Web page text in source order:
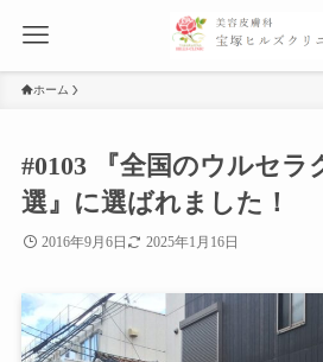
ホーム
#0103 『全国のウルセラ
選』に選ばれました！
2016年9月6日 2025年1月16日